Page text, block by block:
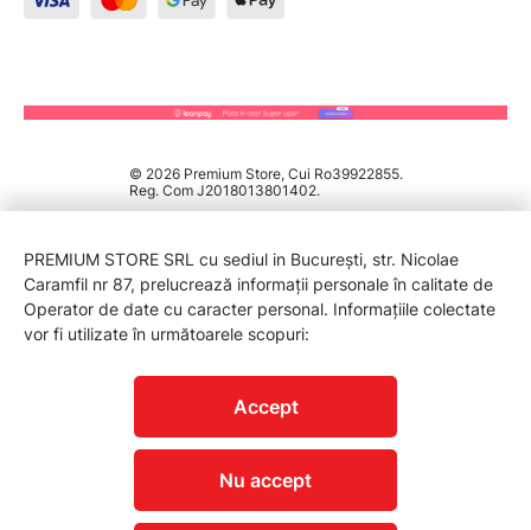
© 2026 Premium Store, Cui Ro39922855.
Reg. Com J2018013801402.
PREMIUM STORE SRL cu sediul in București, str. Nicolae
Caramfil nr 87, prelucrează informații personale în calitate de
Operator de date cu caracter personal. Informațiile colectate
vor fi utilizate în următoarele scopuri:
Accept
Nu accept